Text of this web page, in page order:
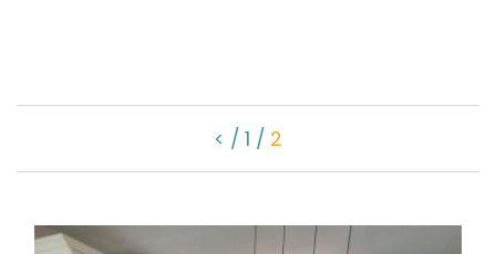
< 1 2